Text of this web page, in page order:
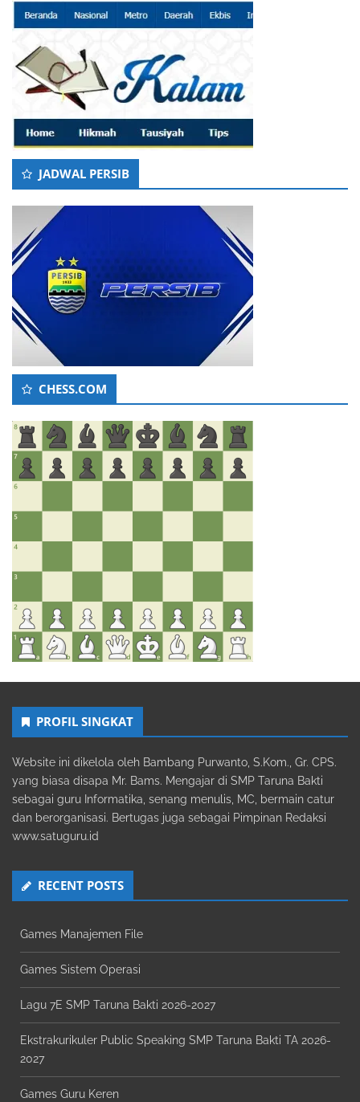
JADWAL PERSIB
CHESS.COM
PROFIL SINGKAT
Website ini dikelola oleh Bambang Purwanto, S.Kom., Gr. CPS.
yang biasa disapa Mr. Bams. Mengajar di SMP Taruna Bakti
sebagai guru Informatika, senang menulis, MC, bermain catur
dan berorganisasi. Bertugas juga sebagai Pimpinan Redaksi
www.satuguru.id
RECENT POSTS
Games Manajemen File
Games Sistem Operasi
Lagu 7E SMP Taruna Bakti 2026-2027
Ekstrakurikuler Public Speaking SMP Taruna Bakti TA 2026-
2027
Games Guru Keren